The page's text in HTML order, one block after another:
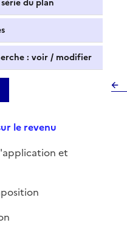
du plan
: voir / modifier
le revenu
et